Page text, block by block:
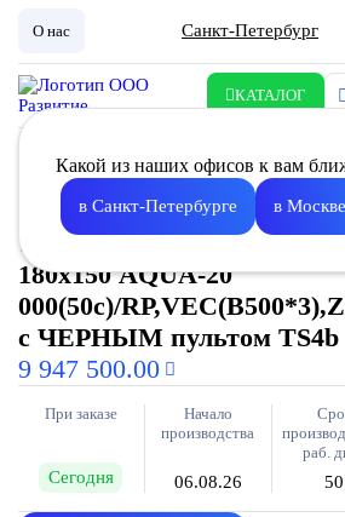
О нас Санкт-Петербург
КАТАЛОГ
Какой из наших офисов к вам
в Санкт-Петербурге в Москве
Установка
180х150 AQUA-20
000(50с)/
с ЧЕРНЫМ пультом TS4b
9 947 500.00
При заказе
Сегодня
Начало
производства
06.08.26
раб.
50